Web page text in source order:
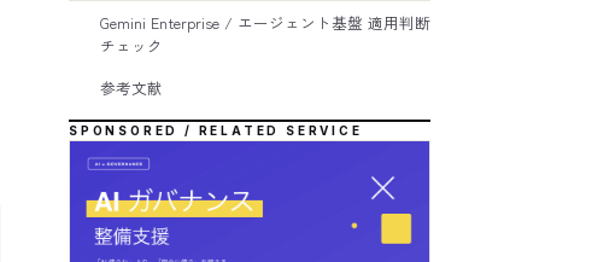
Gemini Enterprise / エージェント基盤 適用判断
チェック
参考文献
SPONSORED / RELATED SERVICE